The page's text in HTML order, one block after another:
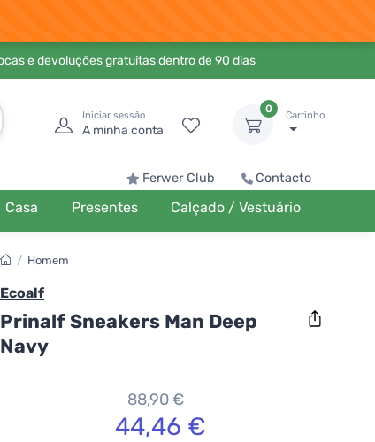
e devoluções gratuitas dentro de 90 dias
Iniciar sessão
A minha conta
0
Carrinho
Ferwer Club Contacto
Casa Presentes Calçado / Vestuário
/ Homem
Ecoalf
Prinalf Sneakers Man Deep
Navy
88,90 €
44,46 €